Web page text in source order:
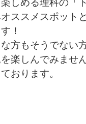
ススメスポット
！
方もそうでない
楽しんでみませ
おります。